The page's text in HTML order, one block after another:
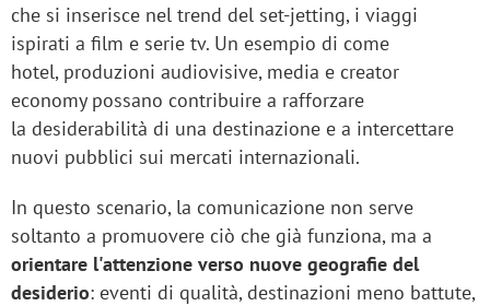
che si inserisce nel trend del set-jetting, i viaggi
ispirati a film e serie tv. Un esempio di come
hotel, produzioni audiovisive, media e creator
economy possano contribuire a rafforzare
la desiderabilità di una destinazione e a intercettare
nuovi pubblici sui mercati internazionali.
In questo scenario, la comunicazione non serve
soltanto a promuovere ciò che già funziona, ma a
orientare l'attenzione verso nuove geografie del
desiderio: eventi di qualità, destinazioni meno battute,